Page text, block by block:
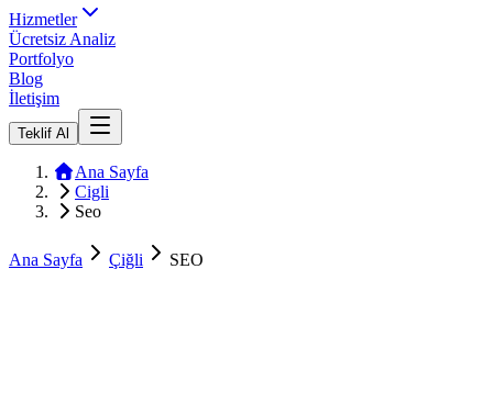
Hizmetler
Ücretsiz Analiz
Portfolyo
Blog
İletişim
Teklif Al
Ana Sayfa
Cigli
Seo
Ana Sayfa Çiğli SEO